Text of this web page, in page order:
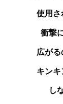
使用さ
衝撃
広がる
キン
し